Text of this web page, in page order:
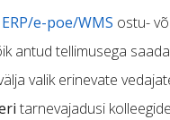
ERP/e-poe/WMS ostu-
antud tellimusega
valik erinevate
tarnevajadusi